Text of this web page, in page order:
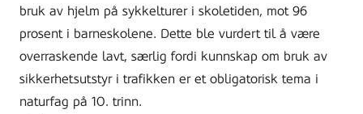
bruk av hjelm på sykkelturer i skoletiden, mot 96
prosent i barneskolene. Dette ble vurdert til å være
overraskende lavt, særlig fordi kunnskap om bruk av
sikkerhetsutstyr i trafikken er et obligatorisk tema i
naturfag på 10. trinn.